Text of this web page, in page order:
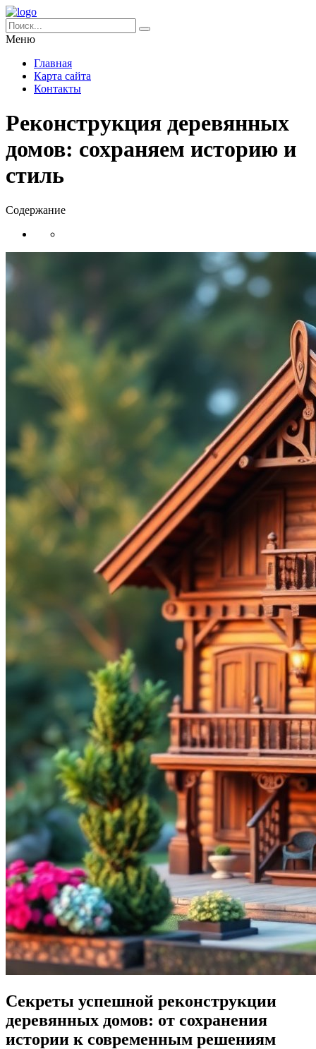
Меню
Главная
Карта сайта
Контакты
Реконструкция деревянных
домов: сохраняем историю и
стиль
Содержание
Секреты успешной реконструкции
деревянных домов: от сохранения
истории к современным решениям